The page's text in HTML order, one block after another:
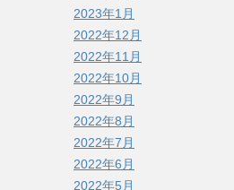
2023年1月
2022年12月
2022年11月
2022年10月
2022年9月
2022年8月
2022年7月
2022年6月
2022年5月